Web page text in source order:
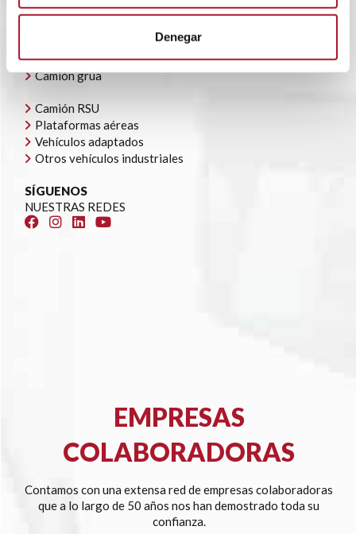
Denegar
NUESTRA FLOTA
Camión caja abierta
Camión grúa
Camión RSU
Plataformas aéreas
Vehículos adaptados
Otros vehículos industriales
SÍGUENOS
NUESTRAS REDES
EMPRESAS
COLABORADORAS
Contamos con una extensa red de empresas colaboradoras
que a lo largo de 50 años nos han demostrado toda su
confianza.